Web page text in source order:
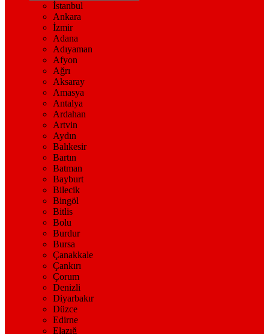
İstanbul
Ankara
İzmir
Adana
Adıyaman
Afyon
Ağrı
Aksaray
Amasya
Antalya
Ardahan
Artvin
Aydın
Balıkesir
Bartın
Batman
Bayburt
Bilecik
Bingöl
Bitlis
Bolu
Burdur
Bursa
Çanakkale
Çankırı
Çorum
Denizli
Diyarbakır
Düzce
Edirne
Elazığ